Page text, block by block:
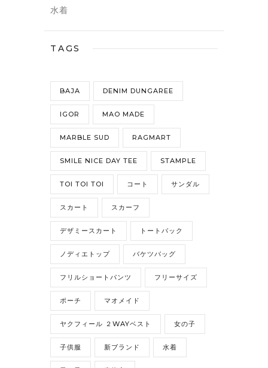
水着
TAGS
BAJA DENIM DUNGAREE
IGOR MAO MADE
MARBLE SUD RAGMART
SMILE NICE DAY TEE STAMPLE
TOI TOI TOI コート サンダル
スカート スカーフ
デザミースカート トートバック
ノディエトップ バケツバッグ
フリルショートパンツ フリーサイズ
ポーチ マオメイド
ヤクフィール ２WAYベスト 女の子
子供服 新ブランド 水着